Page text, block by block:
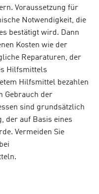
Voraussetzung für
Notwendigkeit, die
bestätigt wird. Dann
Kosten wie der
Reparaturen, der
Hilfsmittels
Hilfsmittel bezahlen
Gebrauch der
sind grundsätzlich
der auf Basis eines
Vermeiden Sie